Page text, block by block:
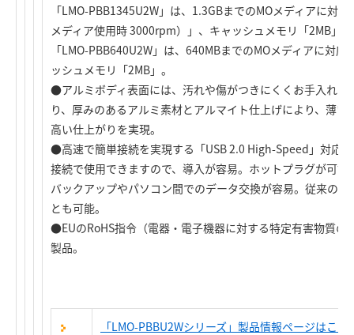
「LMO-PBB1345U2W」は、1.3GBまでのMOメディアに対
メディア使用時 3000rpm）」、キャッシュメモリ「2MB」。
「LMO-PBB640U2W」は、640MBまでのMOメディアに対
ッシュメモリ「2MB」。
●アルミボディ表面には、汚れや傷がつきにくくお手入れも
り、厚みのあるアルミ素材とアルマイト仕上げにより、薄
高い仕上がりを実現。
●高速で簡単接続を実現する「USB 2.0 High-Speed」対応
接続で使用できますので、導入が容易。ホットプラグが可
バックアップやパソコン間でのデータ交換が容易。従来の
とも可能。
●EUのRoHS指令（電器・電子機器に対する特定有害物質の
製品。
「LMO-PBBU2Wシリーズ」製品情報ページはこち